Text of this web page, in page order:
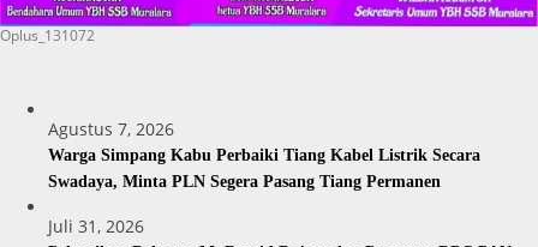
Oplus_131072
Agustus 7, 2026
Warga Simpang Kabu Perbaiki Tiang Kabel Listrik Secara
Swadaya, Minta PLN Segera Pasang Tiang Permanen
Juli 31, 2026